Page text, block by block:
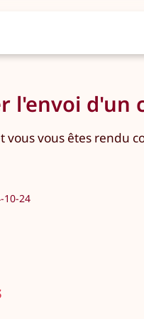
l'envoi d'un
vous vous êtes rendu
10-24